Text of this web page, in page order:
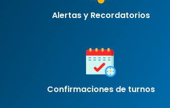
Alertas y Recordatorios
Confirmaciones de turnos